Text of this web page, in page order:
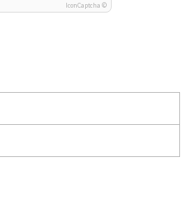
IconCaptcha ©